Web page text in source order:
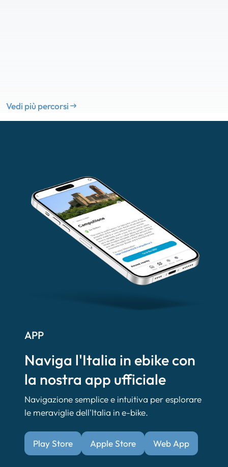
Vedi più percorsi
APP
Naviga l'Italia in ebike con
la nostra app ufficiale
Navigazione semplice e intuitiva per esplorare
le meraviglie dell'Italia in e-bike.
Play Store Apple Store Web App